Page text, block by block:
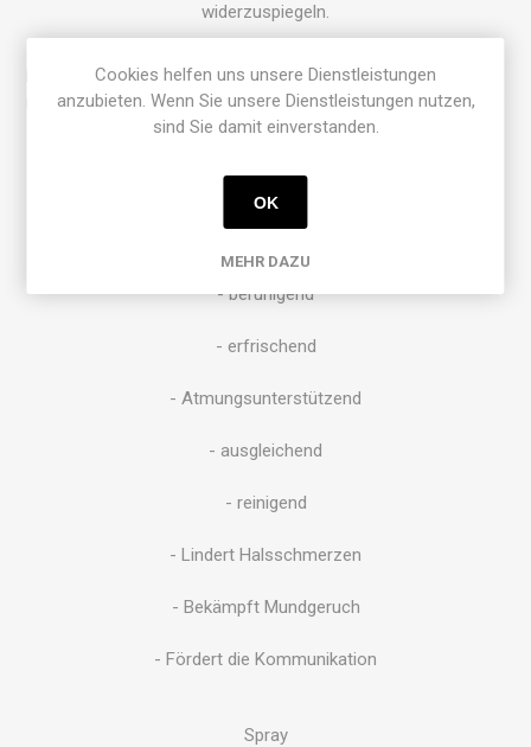
widerzuspiegeln.
Die Mikroorganismen in AVATHAAR sind Lebensenergie, die je
nach Bedarf entweder an das Individuum selbst oder an seine
Umgebung abgegeben wird. Diese Mikroorganismen spielen
Typische Charaktereigenschaften:
- beruhigend
- erfrischend
- Atmungsunterstützend
- ausgleichend
- reinigend
- Lindert Halsschmerzen
- Bekämpft Mundgeruch
- Fördert die Kommunikation
Spray
Cookies helfen uns unsere Dienstleistungen
anzubieten. Wenn Sie unsere Dienstleistungen nutzen,
sind Sie damit einverstanden.
OK
MEHR DAZU